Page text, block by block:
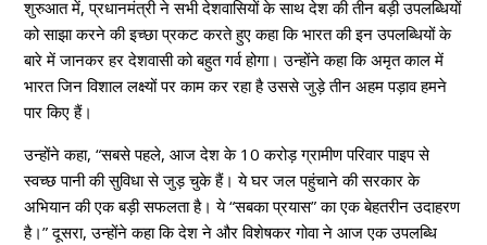
शुरुआत में, प्रधानमंत्री ने सभी देशवासियों के साथ देश की तीन बड़ी उपलब्धियों
को साझा करने की इच्छा प्रकट करते हुए कहा कि भारत की इन उपलब्धियों के
बारे में जानकर हर देशवासी को बहुत गर्व होगा। उन्होंने कहा कि अमृत काल में
भारत जिन विशाल लक्ष्यों पर काम कर रहा है उससे जुड़े तीन अहम पड़ाव हमने
पार किए हैं।
उन्होंने कहा, “सबसे पहले, आज देश के 10 करोड़ ग्रामीण परिवार पाइप से
स्वच्छ पानी की सुविधा से जुड़ चुके हैं। ये घर जल पहुंचाने की सरकार के
अभियान की एक बड़ी सफलता है। ये “सबका प्रयास” का एक बेहतरीन उदाहरण
है।” दूसरा, उन्होंने कहा कि देश ने और विशेषकर गोवा ने आज एक उपलब्धि